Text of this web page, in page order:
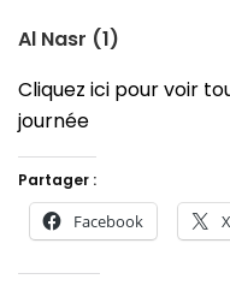
Al Nasr (1)
Cliquez ici pour voir
journée
Partager :
Facebook X